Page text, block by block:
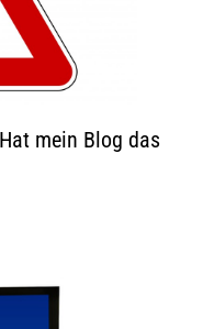
mein Blog das